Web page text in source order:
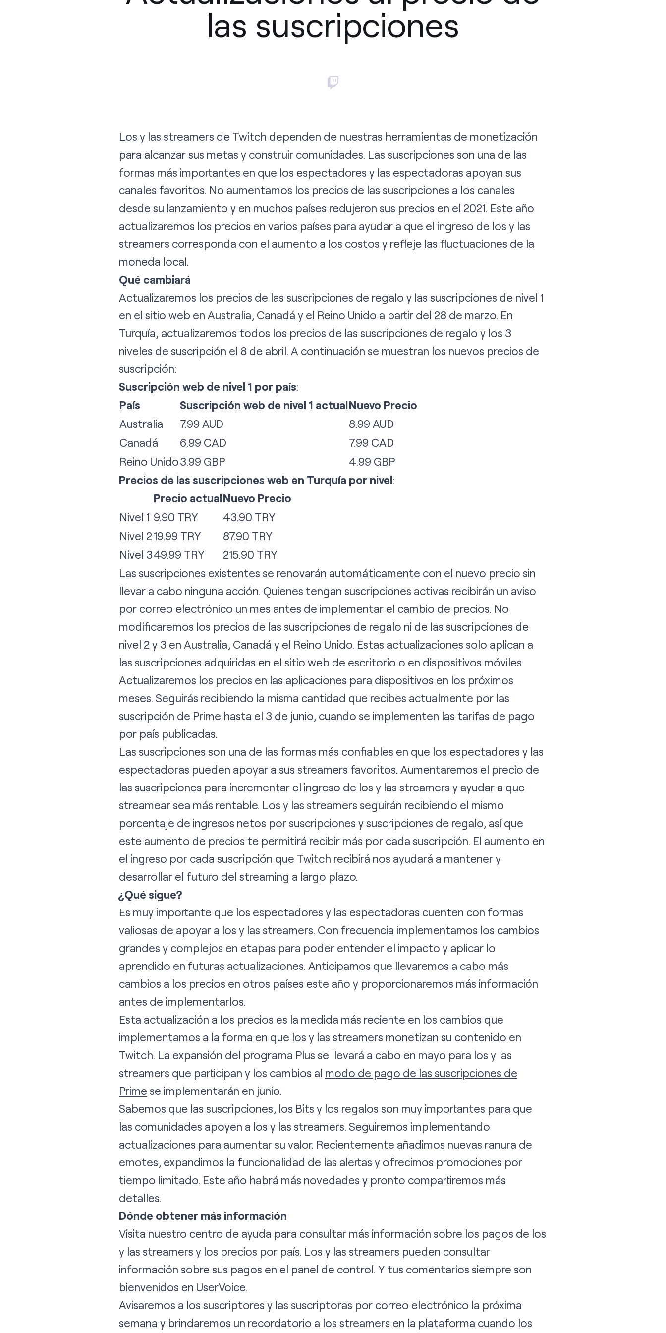
las suscripciones
Los y las streamers de Twitch dependen de nuestras herramientas de monetización
para alcanzar sus metas y construir comunidades. Las suscripciones son una de las
formas más importantes en que los espectadores y las espectadoras apoyan sus
canales favoritos. No aumentamos los precios de las suscripciones a los canales
desde su lanzamiento y en muchos países redujeron sus precios en el 2021. Este año
actualizaremos los precios en varios países para ayudar a que el ingreso de los y las
streamers corresponda con el aumento a los costos y refleje las fluctuaciones de la
moneda local.
Qué cambiará
Actualizaremos los precios de las suscripciones de regalo y las suscripciones de nivel 1
en el sitio web en Australia, Canadá y el Reino Unido a partir del 28 de marzo. En
Turquía, actualizaremos todos los precios de las suscripciones de regalo y los 3
niveles de suscripción el 8 de abril. A continuación se muestran los nuevos precios de
suscripción:
Suscripción web de nivel 1 por país:
País
Suscripción web de nivel 1 actualNuevo Precio
Australia
7.99 AUD
8.99 AUD
Canadá
6.99 CAD
7.99 CAD
Reino Unido3.99 GBP
4.99 GBP
Precios de las suscripciones web en Turquía por nivel:
Precio actualNuevo Precio
Nivel 1 9.90 TRY
43.90 TRY
Nivel 219.99 TRY
87.90 TRY
Nivel 349.99 TRY
215.90 TRY
Las suscripciones existentes se renovarán automáticamente con el nuevo precio sin
llevar a cabo ninguna acción. Quienes tengan suscripciones activas recibirán un aviso
por correo electrónico un mes antes de implementar el cambio de precios. No
modificaremos los precios de las suscripciones de regalo ni de las suscripciones de
nivel 2 y 3 en Australia, Canadá y el Reino Unido. Estas actualizaciones solo aplican a
las suscripciones adquiridas en el sitio web de escritorio o en dispositivos móviles.
Actualizaremos los precios en las aplicaciones para dispositivos en los próximos
meses. Seguirás recibiendo la misma cantidad que recibes actualmente por las
suscripción de Prime hasta el 3 de junio, cuando se implementen las tarifas de pago
por país publicadas.
Las suscripciones son una de las formas más confiables en que los espectadores y las
espectadoras pueden apoyar a sus streamers favoritos. Aumentaremos el precio de
las suscripciones para incrementar el ingreso de los y las streamers y ayudar a que
streamear sea más rentable. Los y las streamers seguirán recibiendo el mismo
porcentaje de ingresos netos por suscripciones y suscripciones de regalo, así que
este aumento de precios te permitirá recibir más por cada suscripción. El aumento en
el ingreso por cada suscripción que Twitch recibirá nos ayudará a mantener y
desarrollar el futuro del streaming a largo plazo.
¿Qué sigue?
Es muy importante que los espectadores y las espectadoras cuenten con formas
valiosas de apoyar a los y las streamers. Con frecuencia implementamos los cambios
grandes y complejos en etapas para poder entender el impacto y aplicar lo
aprendido en futuras actualizaciones. Anticipamos que llevaremos a cabo más
cambios a los precios en otros países este año y proporcionaremos más información
antes de implementarlos.
Esta actualización a los precios es la medida más reciente en los cambios que
implementamos a la forma en que los y las streamers monetizan su contenido en
Twitch. La expansión del programa Plus se llevará a cabo en mayo para los y las
streamers que participan y los cambios al modo de pago de las suscripciones de
Prime se implementarán en junio.
Sabemos que las suscripciones, los Bits y los regalos son muy importantes para que
las comunidades apoyen a los y las streamers. Seguiremos implementando
actualizaciones para aumentar su valor. Recientemente añadimos nuevas ranura de
emotes, expandimos la funcionalidad de las alertas y ofrecimos promociones por
tiempo limitado. Este año habrá más novedades y pronto compartiremos más
detalles.
Dónde obtener más información
Visita nuestro centro de ayuda para consultar más información sobre los pagos de los
y las streamers y los precios por país. Los y las streamers pueden consultar
información sobre sus pagos en el panel de control. Y tus comentarios siempre son
bienvenidos en UserVoice.
Avisaremos a los suscriptores y las suscriptoras por correo electrónico la próxima
semana y brindaremos un recordatorio a los streamers en la plataforma cuando los